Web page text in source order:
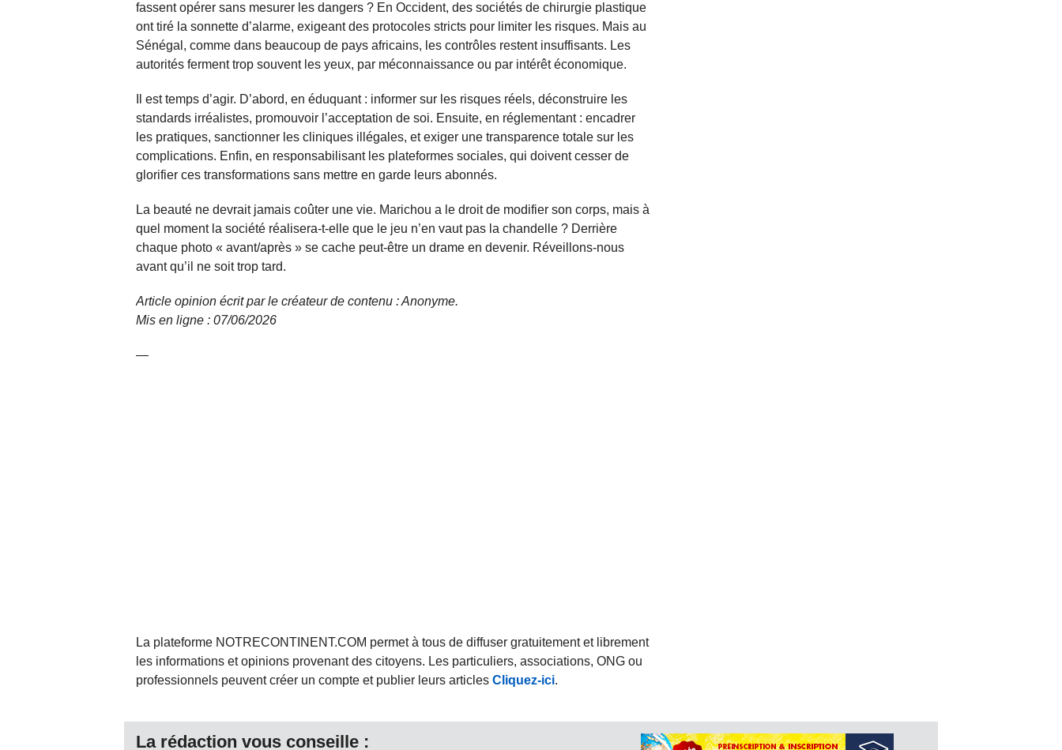
fassent opérer sans mesurer les dangers ? En Occident, des sociétés de chirurgie plastique
ont tiré la sonnette d’alarme, exigeant des protocoles stricts pour limiter les risques. Mais au
Sénégal, comme dans beaucoup de pays africains, les contrôles restent insuffisants. Les
autorités ferment trop souvent les yeux, par méconnaissance ou par intérêt économique.
Il est temps d’agir. D’abord, en éduquant : informer sur les risques réels, déconstruire les
standards irréalistes, promouvoir l’acceptation de soi. Ensuite, en réglementant : encadrer
les pratiques, sanctionner les cliniques illégales, et exiger une transparence totale sur les
complications. Enfin, en responsabilisant les plateformes sociales, qui doivent cesser de
glorifier ces transformations sans mettre en garde leurs abonnés.
La beauté ne devrait jamais coûter une vie. Marichou a le droit de modifier son corps, mais à
quel moment la société réalisera-t-elle que le jeu n’en vaut pas la chandelle ? Derrière
chaque photo « avant/après » se cache peut-être un drame en devenir. Réveillons-nous
avant qu’il ne soit trop tard.
Article opinion écrit par le créateur de contenu : Anonyme.
Mis en ligne : 07/06/2026
—
La plateforme NOTRECONTINENT.COM permet à tous de diffuser gratuitement et librement
les informations et opinions provenant des citoyens. Les particuliers, associations, ONG ou
professionnels peuvent créer un compte et publier leurs articles Cliquez-ici.
La rédaction vous conseille :